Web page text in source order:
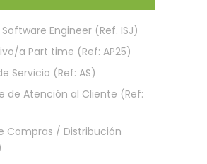
Engineer (Ref. ISJ)
a Part time (Ref: AP25)
Servicio (Ref: AS)
de Atención al Cliente (Ref:
Compras / Distribución